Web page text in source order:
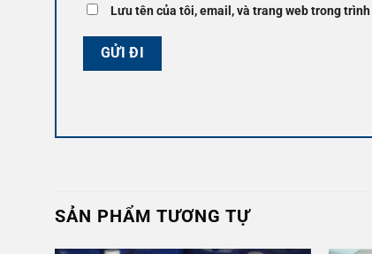
Lưu tên của tôi, email, và trang web trong
SẢN PHẨM TƯƠNG TỰ